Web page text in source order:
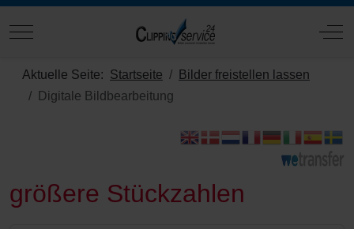
Mobile Menu Toggle Off-
Aktuelle Seite: Startseite
Bilder freistellen lassen
Digitale Bildbearbeitung
größere Stückzahlen